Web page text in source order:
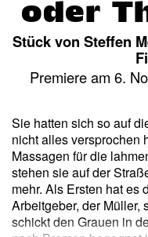
oder
Stück von Steffen
Premiere am 6.
Sie hatten sich so auf
nicht alles versprochen
Massagen für die
stehen sie auf der
mehr. Als Ersten hat es
Arbeitgeber, der Müller,
schickt den Grauen in